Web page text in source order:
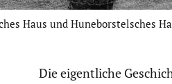
Haus und Hunebors­tel­sches
Die eigent­liche